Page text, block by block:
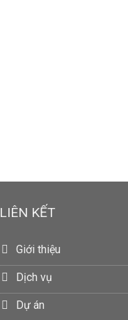
LIÊN KẾT
Giới thiệu
Dịch vụ
Dự án